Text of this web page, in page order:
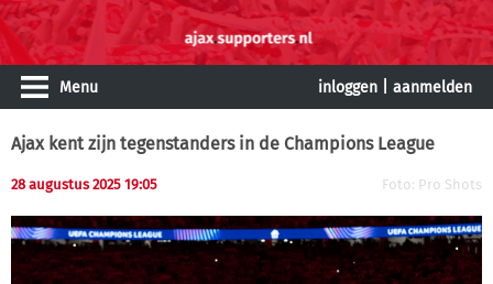
Menu inloggen aanmelden
Ajax kent zijn tegenstanders in de Champions League
28 augustus 2025 19:05 Foto: Pro Shots